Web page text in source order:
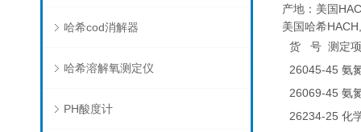
哈希cod消解器
哈希溶解氧测定仪
PH酸度计
产地：美国
美国哈希
货 号 测定
26045-45 氨
26069-45 氨
26234-25 化